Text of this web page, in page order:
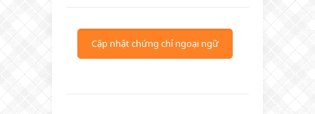
Cập nhật chứng chỉ ngoại ngữ